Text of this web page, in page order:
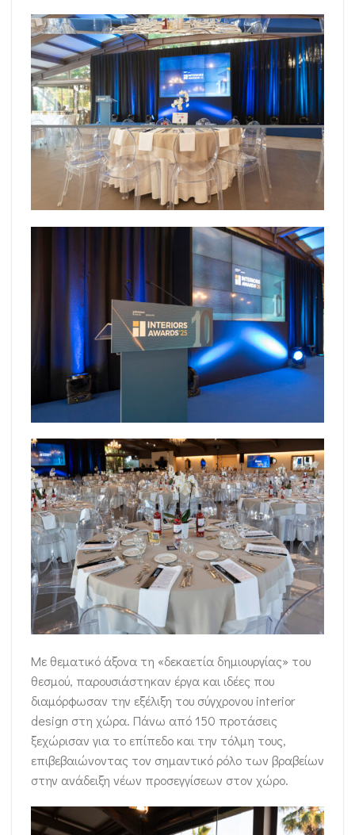
Με θεματικό άξονα τη «δεκαετία δημιουργίας» του
θεσμού, παρουσιάστηκαν έργα και ιδέες που
διαμόρφωσαν την εξέλιξη του σύγχρονου interior
design στη χώρα. Πάνω από 150 προτάσεις
ξεχώρισαν για το επίπεδο και την τόλμη τους,
επιβεβαιώνοντας τον σημαντικό ρόλο των βραβείων
στην ανάδειξη νέων προσεγγίσεων στον χώρο.